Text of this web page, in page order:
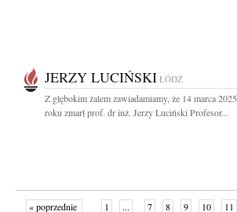
JERZY LUCIŃSKI ŁÓDŹ
Z głębokim żalem zawiadamiamy, że 14 marca 2025
roku zmarł prof. dr inż. Jerzy Luciński Profesor...
« poprzednie 1 ... 7 8 9 10 11